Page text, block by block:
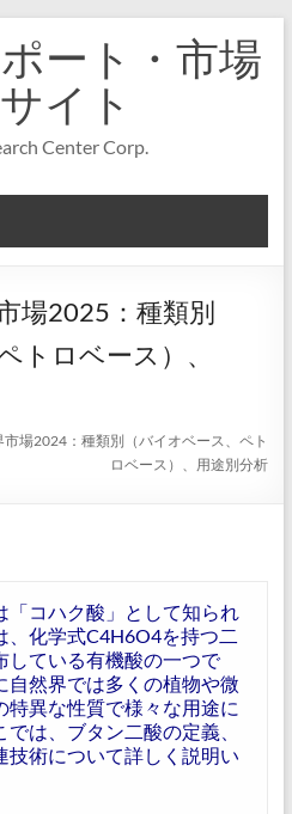
ート・市場
イト
Center Corp.
場2025：種類別
トロベース）、
場2024：種類別（バイオベース、ペト
ロベース）、用途別分析
「コハク酸」として知られ
、化学式C4H6O4を持つ二
している有機酸の一つで
自然界では多くの植物や微
異な性質で様々な用途に
は、ブタン二酸の定義、
技術について詳しく説明い